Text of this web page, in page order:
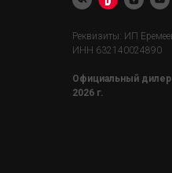
Реквизиты: ИП
ИНН 632140024890
Официальный
2026 г.